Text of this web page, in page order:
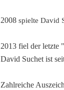
2008 spielte David
2013 fiel der letzte
David Suchet ist
Zahlreiche